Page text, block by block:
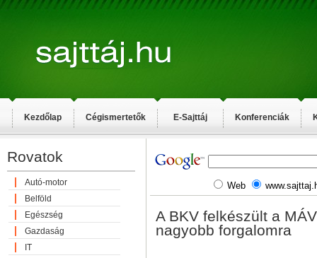
Kezdőlap Cégismertetők E-Sajttáj Konferenciák
Rovatok
Autó-motor
Belföld
Egészség
Gazdaság
IT
Web
A BKV felkészült a
nagyobb forgalomra